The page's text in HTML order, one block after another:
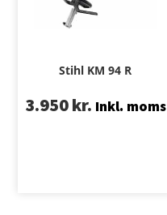
Stihl KM 94 R
3.950kr. Inkl. moms